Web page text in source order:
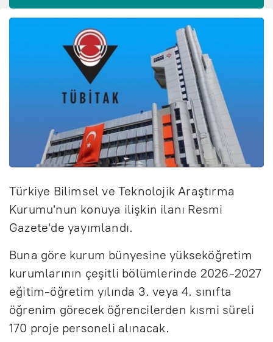
Türkiye Bilimsel ve Teknolojik Araştırma
Kurumu'nun konuya ilişkin ilanı Resmi
Gazete'de yayımlandı.
Buna göre kurum bünyesine yükseköğretim
kurumlarının çeşitli bölümlerinde 2026-2027
eğitim-öğretim yılında 3. veya 4. sınıfta
öğrenim görecek öğrencilerden kısmi süreli
170 proje personeli alınacak.